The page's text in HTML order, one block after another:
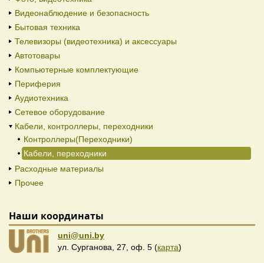
Видеонаблюдение и безопасность
Бытовая техника
Телевизоры (видеотехника) и аксессуары
Автотовары
Компьютерные комплектующие
Периферия
Аудиотехника
Сетевое оборудование
Кабели, контроллеры, переходники
Контроллеры(Переходники)
Кабели, переходники
Расходные материалы
Прочее
Наши координаты
uni@uni.by
ул. Сурганова, 27, оф. 5 (карта)